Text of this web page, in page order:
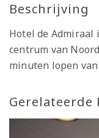
Beschrijving
Hotel de Admiraal
centrum van
minuten lopen
Gerelateerde